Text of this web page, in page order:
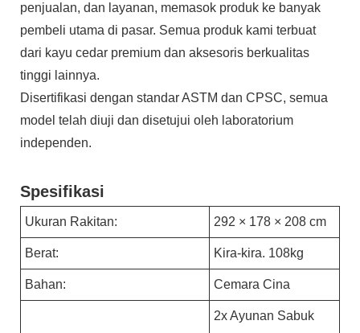
penjualan, dan layanan, memasok produk ke banyak
pembeli utama di pasar. Semua produk kami terbuat
dari kayu cedar premium dan aksesoris berkualitas
tinggi lainnya.
Disertifikasi dengan standar ASTM dan CPSC, semua
model telah diuji dan disetujui oleh laboratorium
independen.
Spesifikasi
Ukuran Rakitan: 292 × 178 × 208 cm
Berat: Kira-kira. 108kg
Bahan: Cemara Cina
2x Ayunan Sabuk